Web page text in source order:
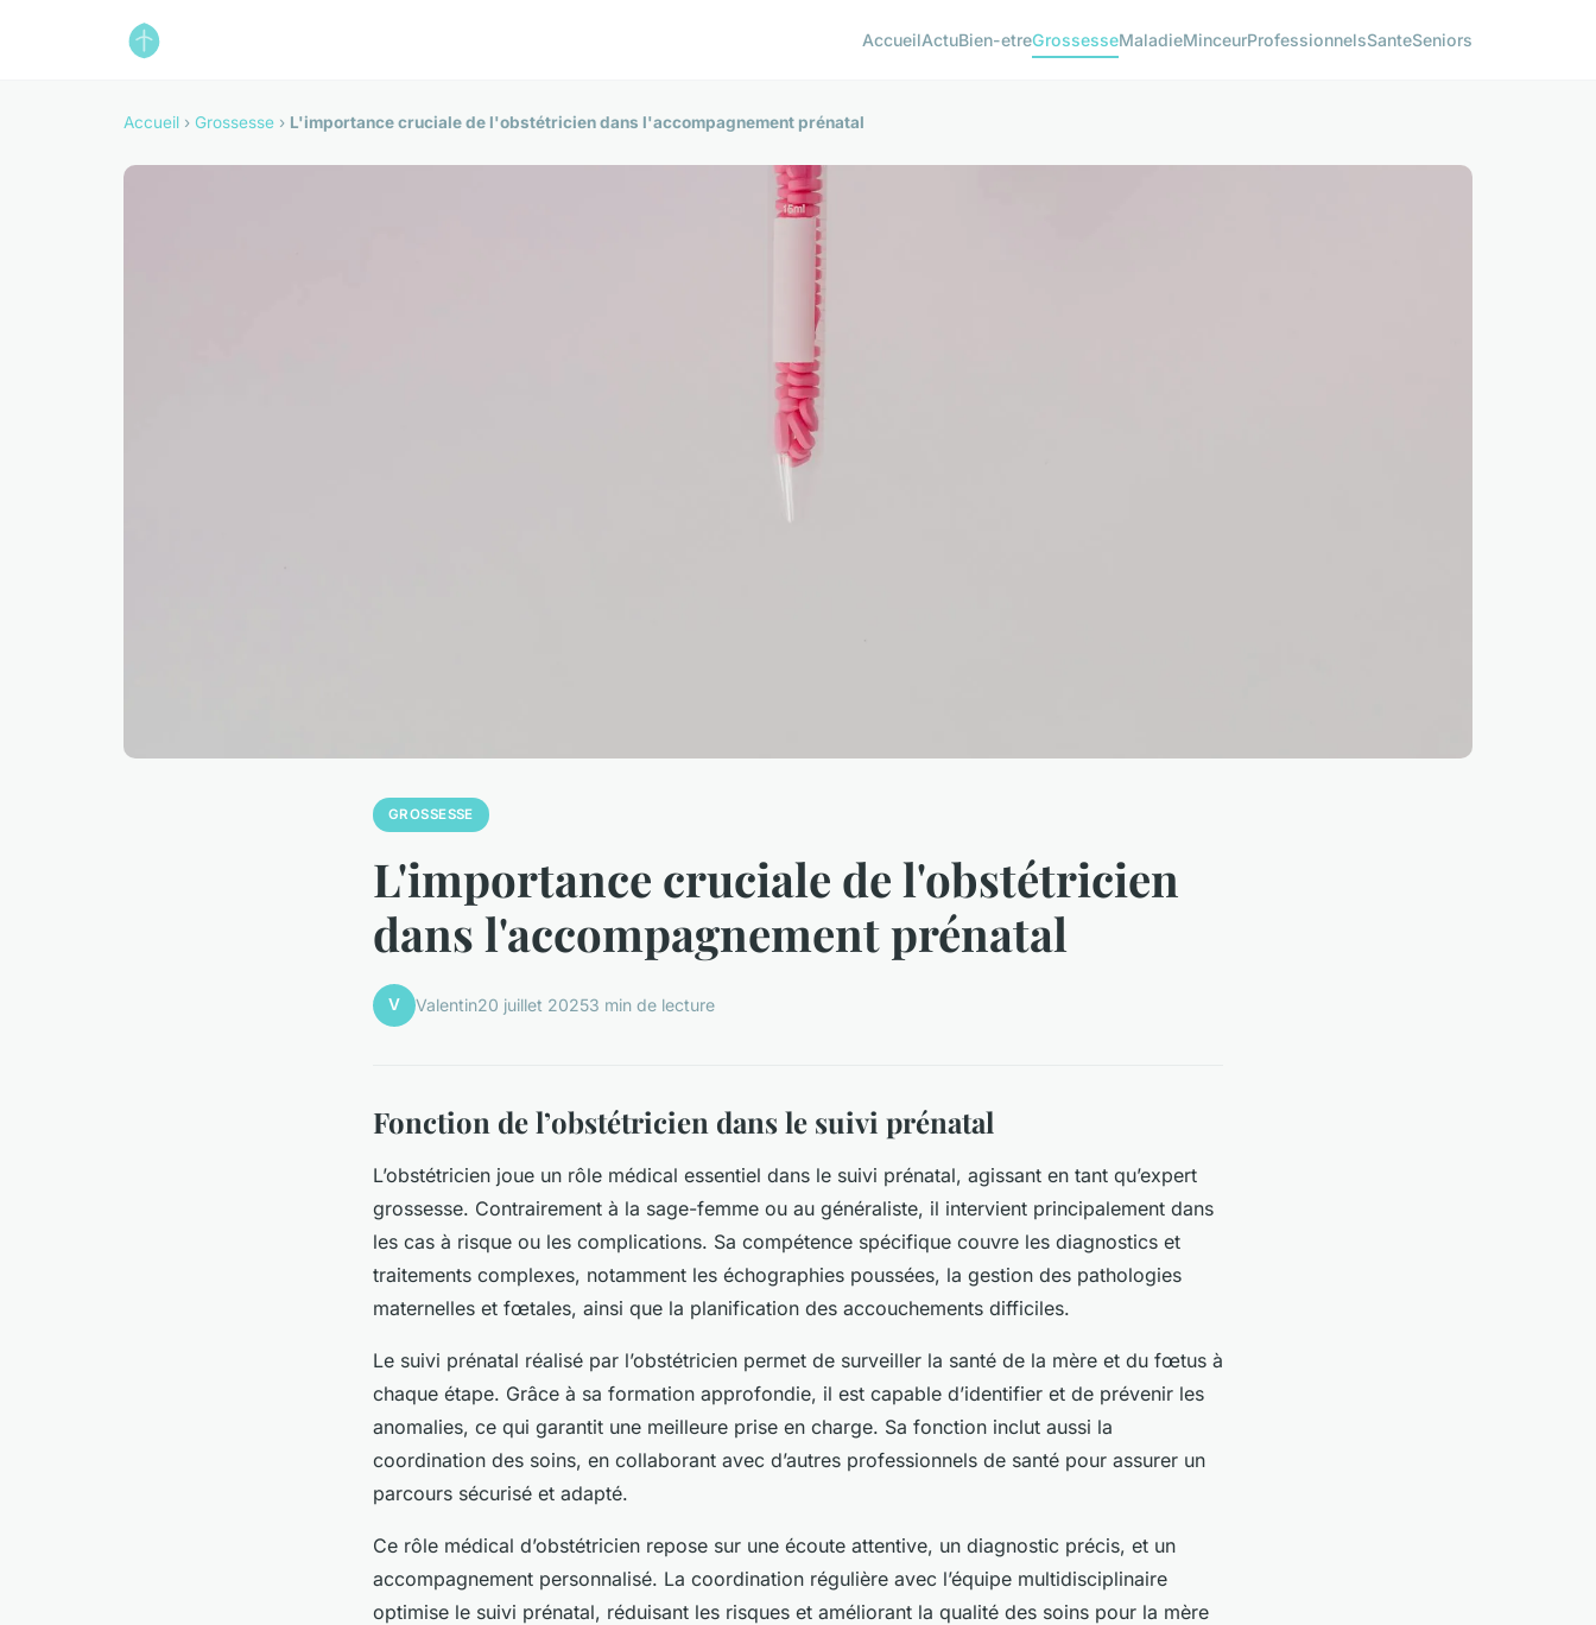
AccueilActuBien-etreGrossesseMaladieMinceurProfessionnelsSanteSeniors
Accueil › Grossesse › L'importance cruciale de l'obstétricien dans l'accompagnement prénatal
GROSSESSE
L'importance cruciale de l'obstétricien
dans l'accompagnement prénatal
V Valentin20 juillet 20253 min de lecture
Fonction de l’obstétricien dans le suivi prénatal
L’obstétricien joue un rôle médical essentiel dans le suivi prénatal, agissant en tant qu’expert
grossesse. Contrairement à la sage-femme ou au généraliste, il intervient principalement dans
les cas à risque ou les complications. Sa compétence spécifique couvre les diagnostics et
traitements complexes, notamment les échographies poussées, la gestion des pathologies
maternelles et fœtales, ainsi que la planification des accouchements difficiles.
Le suivi prénatal réalisé par l’obstétricien permet de surveiller la santé de la mère et du fœtus à
chaque étape. Grâce à sa formation approfondie, il est capable d’identifier et de prévenir les
anomalies, ce qui garantit une meilleure prise en charge. Sa fonction inclut aussi la
coordination des soins, en collaborant avec d’autres professionnels de santé pour assurer un
parcours sécurisé et adapté.
Ce rôle médical d’obstétricien repose sur une écoute attentive, un diagnostic précis, et un
accompagnement personnalisé. La coordination régulière avec l’équipe multidisciplinaire
optimise le suivi prénatal, réduisant les risques et améliorant la qualité des soins pour la mère